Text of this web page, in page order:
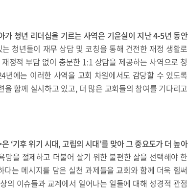
가 청년 리더십을 기르는 사역은 기윤실이 지난4-5년 동안
청년들이 재무 상담 및 코칭을 통해 건전한 재정 생활로
정적 부담 없이 충분한 1:1 상담을 제공하는 사역으로 청
에는 이러한 사역을 교회 차원에서도 감당할 수 있도록
함께 실시하고 있고, 더 많은 교회들의 참여를 기다리고
은 ‘기후 위기 시대,고립의 시대’를 맞아 그 중요도가 더 높아
을 절제하고 더불어 살기 위한 불편한 삶을 선택해야 한
는 메시지를 담은 실천 과제들을 교회와 함께 더욱 힘써
의 이슈들과 교계에서 일어나는 일들에 대해 성경적 관점